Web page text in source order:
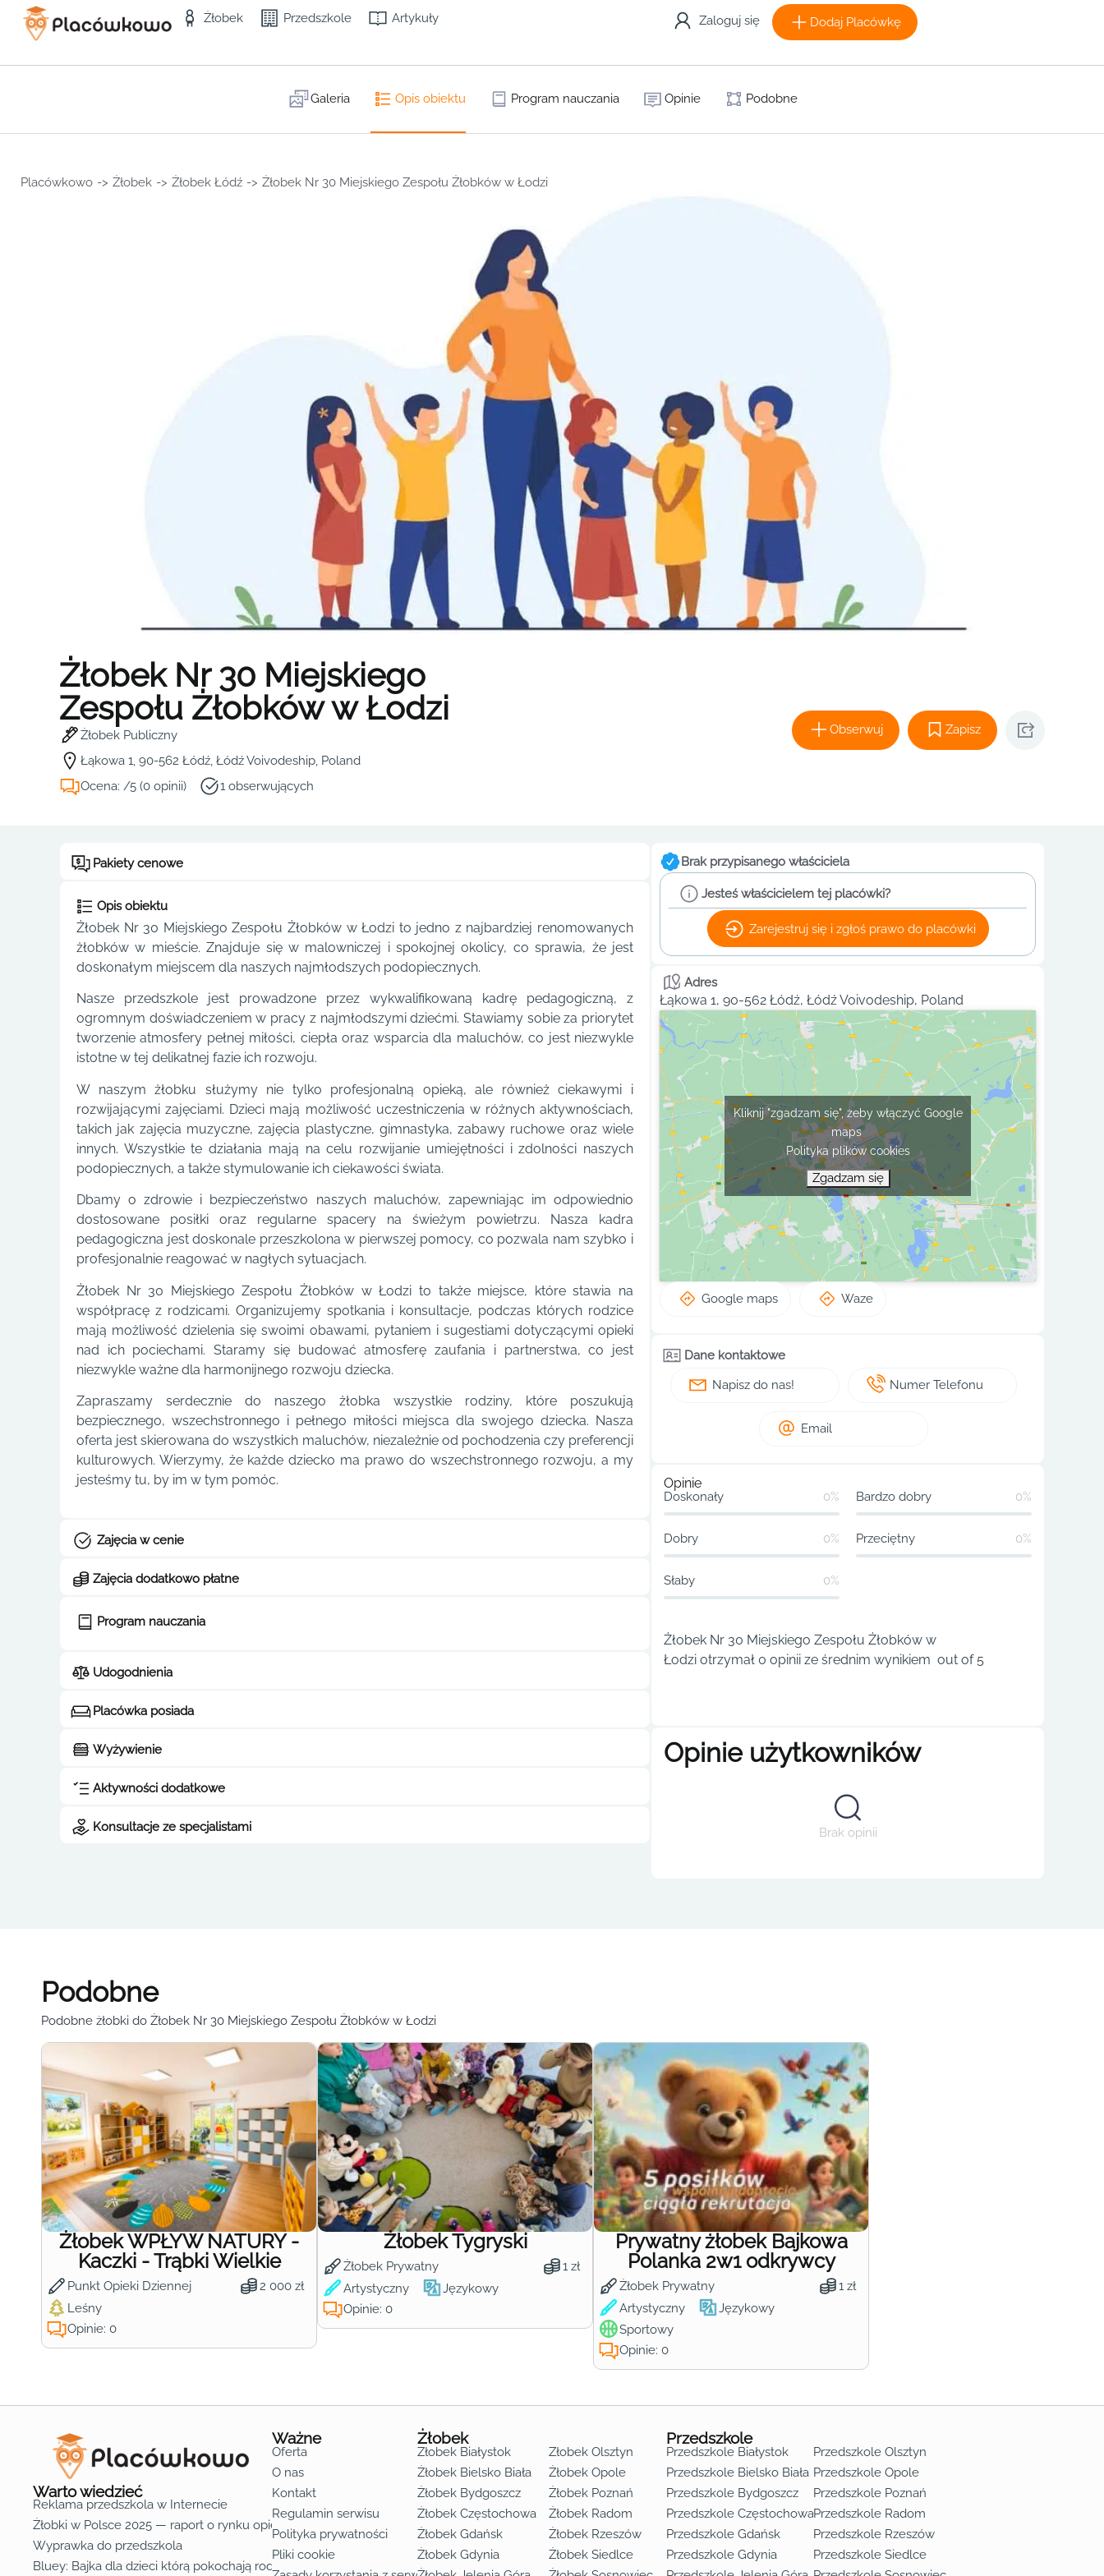
Żłobek Przedszkole Artykuły Zaloguj się Dodaj Placówkę
Galeria Opis obiektu Program nauczania Opinie Podobne
Placówkowo -> Żłobek -> Żłobek Łódź -> Żłobek Nr 30 Miejskiego Zespołu Żłobków w Łodzi
Żłobek Nr 30 Miejskiego
Zespołu Żłobków w Łodzi
Żłobek Publiczny
Łąkowa 1, 90-562 Łódź, Łódź Voivodeship, Poland
Ocena: /5 (0 opinii)
1 obserwujących
Obserwuj Zapisz
Pakiety cenowe
Opis obiektu
Żłobek Nr 30 Miejskiego Zespołu Żłobków w Łodzi to jedno z najbardziej renomowanych
żłobków w mieście. Znajduje się w malowniczej i spokojnej okolicy, co sprawia, że jest
doskonałym miejscem dla naszych najmłodszych podopiecznych.
Nasze przedszkole jest prowadzone przez wykwalifikowaną kadrę pedagogiczną, z
ogromnym doświadczeniem w pracy z najmłodszymi dziećmi. Stawiamy sobie za priorytet
tworzenie atmosfery pełnej miłości, ciepła oraz wsparcia dla maluchów, co jest niezwykle
istotne w tej delikatnej fazie ich rozwoju.
W naszym żłobku służymy nie tylko profesjonalną opieką, ale również ciekawymi i
rozwijającymi zajęciami. Dzieci mają możliwość uczestniczenia w różnych aktywnościach,
takich jak zajęcia muzyczne, zajęcia plastyczne, gimnastyka, zabawy ruchowe oraz wiele
innych. Wszystkie te działania mają na celu rozwijanie umiejętności i zdolności naszych
podopiecznych, a także stymulowanie ich ciekawości świata.
Dbamy o zdrowie i bezpieczeństwo naszych maluchów, zapewniając im odpowiednio
dostosowane posiłki oraz regularne spacery na świeżym powietrzu. Nasza kadra
pedagogiczna jest doskonale przeszkolona w pierwszej pomocy, co pozwala nam szybko i
profesjonalnie reagować w nagłych sytuacjach.
Żłobek Nr 30 Miejskiego Zespołu Żłobków w Łodzi to także miejsce, które stawia na
współpracę z rodzicami. Organizujemy spotkania i konsultacje, podczas których rodzice
mają możliwość dzielenia się swoimi obawami, pytaniem i sugestiami dotyczącymi opieki
nad ich pociechami. Staramy się budować atmosferę zaufania i partnerstwa, co jest
niezwykle ważne dla harmonijnego rozwoju dziecka.
Zapraszamy serdecznie do naszego żłobka wszystkie rodziny, które poszukują
bezpiecznego, wszechstronnego i pełnego miłości miejsca dla swojego dziecka. Nasza
oferta jest skierowana do wszystkich maluchów, niezależnie od pochodzenia czy preferencji
kulturowych. Wierzymy, że każde dziecko ma prawo do wszechstronnego rozwoju, a my
jesteśmy tu, by im w tym pomóc.
Zajęcia w cenie
Zajęcia dodatkowo płatne
Program nauczania
Udogodnienia
Placówka posiada
Wyżywienie
Aktywności dodatkowe
Konsultacje ze specjalistami
Brak przypisanego właściciela
Jesteś właścicielem tej placówki?
Zarejestruj się i zgłoś prawo do placówki
Adres
Łąkowa 1, 90-562 Łódź, Łódź Voivodeship, Poland
Kliknij "zgadzam się", żeby włączyć Google
maps
Polityka plików cookies
Zgadzam się
Google maps Waze
Dane kontaktowe
Napisz do nas!
Numer Telefonu
Email
Opinie
Doskonały 0% Bardzo dobry 0%
Dobry 0% Przeciętny 0%
Słaby 0%
Żłobek Nr 30 Miejskiego Zespołu Żłobków w
Łodzi otrzymał 0 opinii ze średnim wynikiem out of 5
Opinie użytkowników
Brak opinii
Podobne
Podobne żłobki do Żłobek Nr 30 Miejskiego Zespołu Żłobków w Łodzi
Żłobek WPŁYW NATURY -
Kaczki - Trąbki Wielkie
Punkt Opieki Dziennej 2 000 zł
Leśny
Opinie: 0
Żłobek Tygryski
Żłobek Prywatny 1 zł
Artystyczny Językowy
Opinie: 0
Prywatny żłobek Bajkowa
Polanka 2w1 odkrywcy
Żłobek Prywatny 1 zł
Artystyczny
Językowy
Sportowy
Opinie: 0
Warto wiedzieć
Reklama przedszkola w Internecie
Żłobki w Polsce 2025 — raport o rynku opieki nad dziećmi do lat 3
Wyprawka do przedszkola
Bluey: Bajka dla dzieci którą pokochają rodzice
Ważne
Oferta
O nas
Kontakt
Regulamin serwisu
Polityka prywatności
Pliki cookie
Żłobek
Żłobek Białystok
Żłobek Bielsko Biała
Żłobek Bydgoszcz
Żłobek Częstochowa
Żłobek Gdańsk
Żłobek Gdynia
Żłobek Olsztyn
Żłobek Opole
Żłobek Poznań
Żłobek Radom
Żłobek Rzeszów
Żłobek Siedlce
Przedszkole
Przedszkole Białystok
Przedszkole Bielsko Biała
Przedszkole Bydgoszcz
Przedszkole Częstochowa
Przedszkole Gdańsk
Przedszkole Gdynia
Przedszkole Olsztyn
Przedszkole Opole
Przedszkole Poznań
Przedszkole Radom
Przedszkole Rzeszów
Przedszkole Siedlce